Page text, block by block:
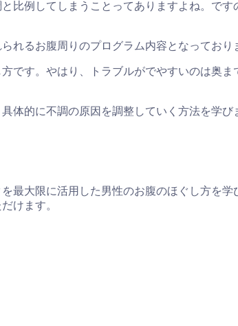
比例してしまうことってありますよね。で
れるお腹周りのプログラム内容となっており
です。やはり、トラブルがでやすいのは奥
体的に不調の原因を調整していく方法を学び
最大限に活用した男性のお腹のほぐし方を
けます。